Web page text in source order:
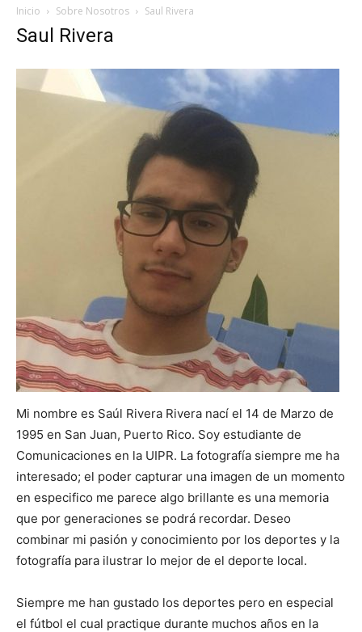
Inicio Sobre Nosotros Saul Rivera
Saul Rivera
Mi nombre es Saúl Rivera Rivera nací el 14 de Marzo de
1995 en San Juan, Puerto Rico. Soy estudiante de
Comunicaciones en la UIPR. La fotografía siempre me ha
interesado; el poder capturar una imagen de un momento
en especifico me parece algo brillante es una memoria
que por generaciones se podrá recordar. Deseo
combinar mi pasión y conocimiento por los deportes y la
fotografía para ilustrar lo mejor de el deporte local.
Siempre me han gustado los deportes pero en especial
el fútbol el cual practique durante muchos años en la